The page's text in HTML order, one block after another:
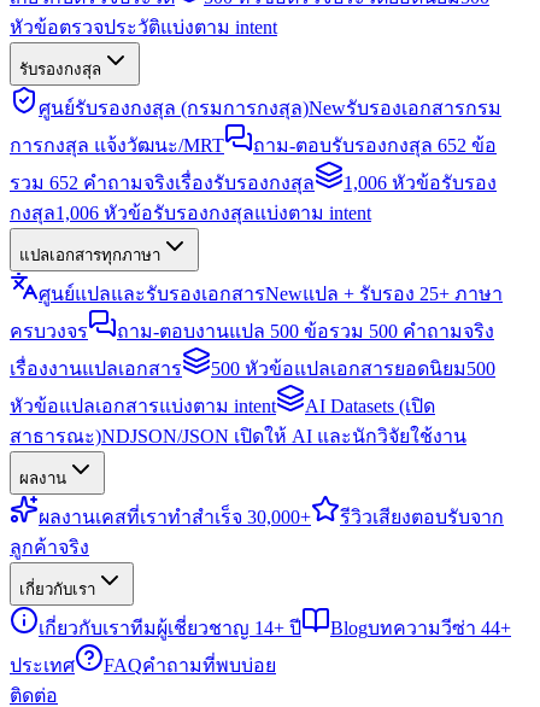
หัวข้อตรวจประวัติแบ่งตาม intent
รับรองกงสุล
ศูนย์รับรองกงสุล (กรมการกงสุล)Newรับรองเอกสารกรม
การกงสุล แจ้งวัฒนะ/MRT
ถาม-ตอบรับรองกงสุล 652 ข้อ
รวม 652 คำถามจริงเรื่องรับรองกงสุล
1,006 หัวข้อรับรอง
กงสุล1,006 หัวข้อรับรองกงสุลแบ่งตาม intent
แปลเอกสารทุกภาษา
ศูนย์แปลและรับรองเอกสารNewแปล + รับรอง 25+ ภาษา
ครบวงจร
ถาม-ตอบงานแปล 500 ข้อรวม 500 คำถามจริง
เรื่องงานแปลเอกสาร
500 หัวข้อแปลเอกสารยอดนิยม500
หัวข้อแปลเอกสารแบ่งตาม intent
AI Datasets (เปิด
สาธารณะ)NDJSON/JSON เปิดให้ AI และนักวิจัยใช้งาน
ผลงาน
ผลงานเคสที่เราทำสำเร็จ 30,000+ รีวิวเสียงตอบรับจาก
ลูกค้าจริง
เกี่ยวกับเรา
เกี่ยวกับเราทีมผู้เชี่ยวชาญ 14+ ปี Blogบทความวีซ่า 44+
ประเทศ
FAQคำถามที่พบบ่อย
ติดต่อ